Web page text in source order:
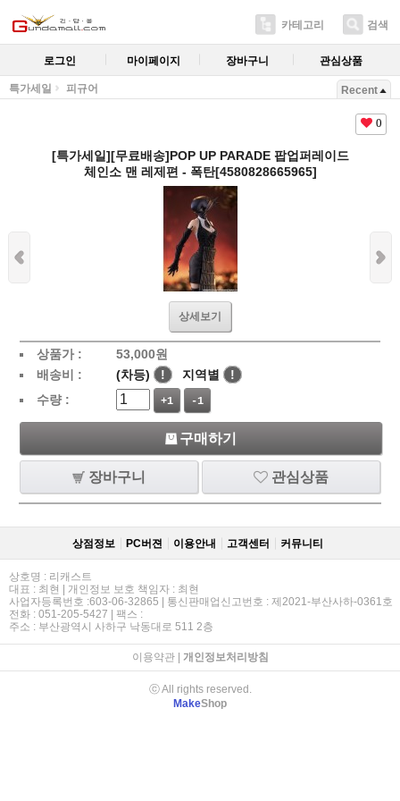
카테고리 검색
로그인 마이페이지 장바구니 관심상품
특가세일 피규어 Recent
0
[특가세일][무료배송]POP UP PARADE 팝업퍼레이드
체인소 맨 레제편 - 폭탄[4580828665965]
상세보기
상품가 : 53,000원
배송비 :
(차등) ! 지역별
!
수량 :
+1 -1
구매하기
장바구니 관심상품
상점정보 PC버젼 이용안내 고객센터 커뮤니티
상호명 : 리캐스트
대표 : 최현 | 개인정보 보호 책임자 : 최현
사업자등록번호 :603-06-32865 | 통신판매업신고번호 : 제2021-부산사하-0361호
전화 : 051-205-5427 | 팩스 :
주소 : 부산광역시 사하구 낙동대로 511 2층
이용약관| 개인정보처리방침
ⓒ All rights reserved.
MakeShop